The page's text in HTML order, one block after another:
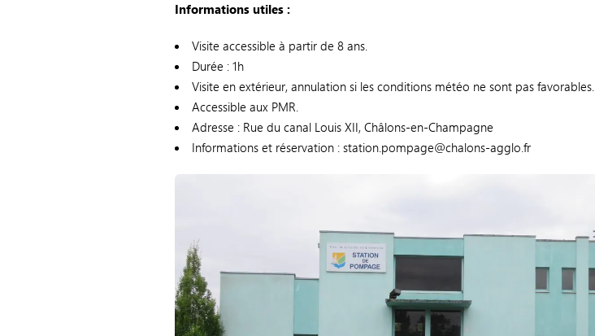
Informations utiles :
Visite accessible à partir de 8 ans.
Durée : 1h
Visite en extérieur, annulation si les conditions météo ne sont pas favorables.
Accessible aux PMR.
Adresse : Rue du canal Louis XII, Châlons-en-Champagne
Informations et réservation : station.pompage@chalons-agglo.fr